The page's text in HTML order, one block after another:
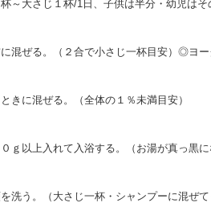
杯～大さじ１杯/1日、子供は半分・幼児は
混ぜる。（２合で小さじ一杯目安）◎ヨ
きに混ぜる。（全体の１％未満目安）
ｇ以上入れて入浴する。（お湯が真っ黒に
洗う。（大さじ一杯・シャンプーに混ぜて